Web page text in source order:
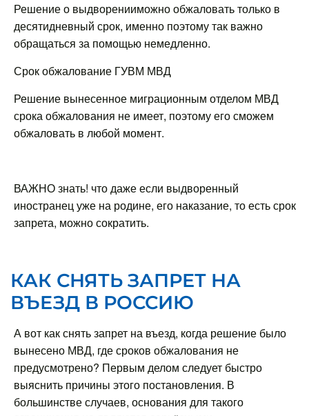
Решение о выдворенииможно обжаловать только в
десятидневный срок, именно поэтому так важно
обращаться за помощью немедленно.
Срок обжалование ГУВМ МВД
Решение вынесенное миграционным отделом МВД
срока обжалования не имеет, поэтому его сможем
обжаловать в любой момент.
ВАЖНО знать! что даже если выдворенный
иностранец уже на родине, его наказание, то есть срок
запрета, можно сократить.
КАК СНЯТЬ ЗАПРЕТ НА
ВЪЕЗД В РОССИЮ
А вот как снять запрет на въезд, когда решение было
вынесено МВД, где сроков обжалования не
предусмотрено? Первым делом следует быстро
выяснить причины этого постановления. В
большинстве случаев, основания для такого